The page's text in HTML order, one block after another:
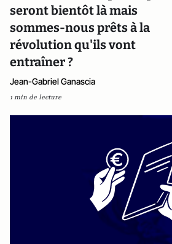
seront bientôt là mais
sommes-nous prêts à la
révolution qu'ils vont
entraîner ?
Jean-Gabriel Ganascia
1 min de lecture